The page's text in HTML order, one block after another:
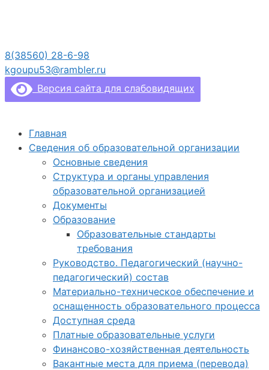
8(38560) 28-6-98
kgoupu53@rambler.ru
Версия сайта для слабовидящих
Главная
Сведения об образовательной организации
Основные сведения
Структура и органы управления
образовательной организацией
Документы
Образование
Образовательные стандарты
требования
Руководство. Педагогический (научно-
педагогический) состав
Материально-техническое обеспечение и
оснащенность образовательного процесса
Доступная среда
Платные образовательные услуги
Финансово-хозяйственная деятельность
Вакантные места для приема (перевода)